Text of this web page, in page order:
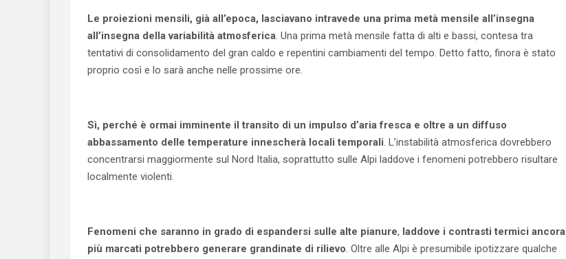
Le proiezioni mensili, già all’epoca, lasciavano intravede una prima metà mensile all’insegna
all’insegna della variabilità atmosferica. Una prima metà mensile fatta di alti e bassi, contesa tra
tentativi di consolidamento del gran caldo e repentini cambiamenti del tempo. Detto fatto, finora è stato
proprio così e lo sarà anche nelle prossime ore.
Sì, perché è ormai imminente il transito di un impulso d’aria fresca e oltre a un diffuso
abbassamento delle temperature innescherà locali temporali. L’instabilità atmosferica dovrebbero
concentrarsi maggiormente sul Nord Italia, soprattutto sulle Alpi laddove i fenomeni potrebbero risultare
localmente violenti.
Fenomeni che saranno in grado di espandersi sulle alte pianure, laddove i contrasti termici ancora
più marcati potrebbero generare grandinate di rilievo. Oltre alle Alpi è presumibile ipotizzare qualche